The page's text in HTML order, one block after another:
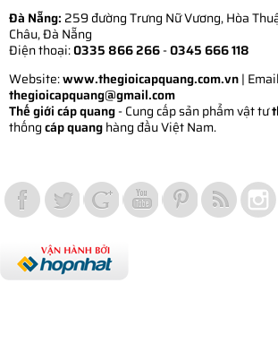
Đà Nẵng: 259 đường Trưng Nữ Vương, Hòa
Châu, Đà Nẵng
Điện thoại:0335 866 266-0345 666 118
Website:www.thegioicapquang.com.vn|
thegioicapquang@gmail.com
Thế giới cáp quang- Cung cấp sản phẩm vật tư
thốngcáp quanghàng đầu Việt Nam.